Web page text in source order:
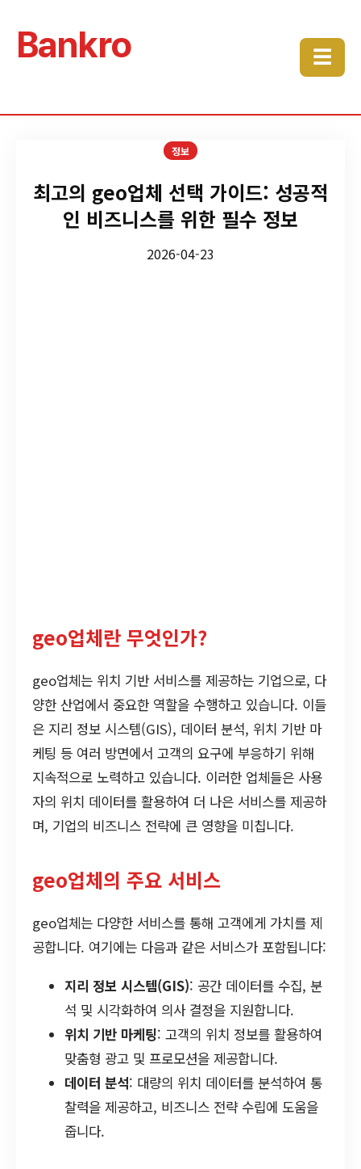
Bankro ☰
정보
최고의 geo업체 선택 가이드: 성공적
인 비즈니스를 위한 필수 정보
2026-04-23
geo업체란 무엇인가?
geo업체는 위치 기반 서비스를 제공하는 기업으로, 다
양한 산업에서 중요한 역할을 수행하고 있습니다. 이들
은 지리 정보 시스템(GIS), 데이터 분석, 위치 기반 마
케팅 등 여러 방면에서 고객의 요구에 부응하기 위해
지속적으로 노력하고 있습니다. 이러한 업체들은 사용
자의 위치 데이터를 활용하여 더 나은 서비스를 제공하
며, 기업의 비즈니스 전략에 큰 영향을 미칩니다.
geo업체의 주요 서비스
geo업체는 다양한 서비스를 통해 고객에게 가치를 제
공합니다. 여기에는 다음과 같은 서비스가 포함됩니다:
지리 정보 시스템(GIS): 공간 데이터를 수집, 분
석 및 시각화하여 의사 결정을 지원합니다.
위치 기반 마케팅: 고객의 위치 정보를 활용하여
맞춤형 광고 및 프로모션을 제공합니다.
데이터 분석: 대량의 위치 데이터를 분석하여 통
찰력을 제공하고, 비즈니스 전략 수립에 도움을
줍니다.